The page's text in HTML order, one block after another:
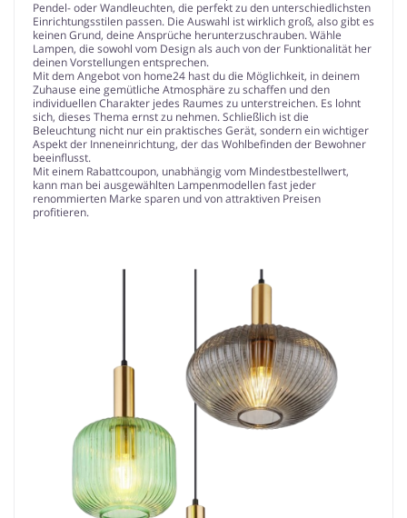
Pendel- oder Wandleuchten, die perfekt zu den unterschiedlichsten
Einrichtungsstilen passen. Die Auswahl ist wirklich groß, also gibt es
keinen Grund, deine Ansprüche herunterzuschrauben. Wähle
Lampen, die sowohl vom Design als auch von der Funktionalität her
deinen Vorstellungen entsprechen.
Mit dem Angebot von home24 hast du die Möglichkeit, in deinem
Zuhause eine gemütliche Atmosphäre zu schaffen und den
individuellen Charakter jedes Raumes zu unterstreichen. Es lohnt
sich, dieses Thema ernst zu nehmen. Schließlich ist die
Beleuchtung nicht nur ein praktisches Gerät, sondern ein wichtiger
Aspekt der Inneneinrichtung, der das Wohlbefinden der Bewohner
beeinflusst.
Mit einem Rabattcoupon, unabhängig vom Mindestbestellwert,
kann man bei ausgewählten Lampenmodellen fast jeder
renommierten Marke sparen und von attraktiven Preisen
profitieren.